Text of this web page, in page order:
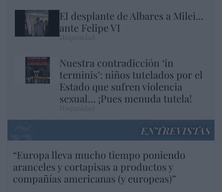
El desplante de Albares a Milei...
ante Felipe VI
Nuestra contradicción ‘in
terminis’: niños tutelados por el
Estado que sufren violencia
sexual… ¡Pues menuda tutela!
ENTREVISTAS
“Europa lleva mucho tiempo poniendo
aranceles y cortapisas a productos y
compañías americanas (y europeas)”